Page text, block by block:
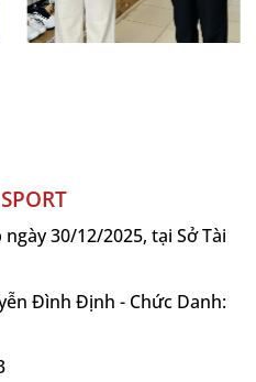
cách cá nhân.
30/12/2025, tại Sở Tài
Đình Định - Chức Danh: